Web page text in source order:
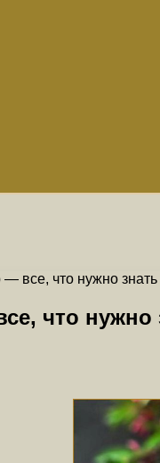
все, что нужно знать
что нужно